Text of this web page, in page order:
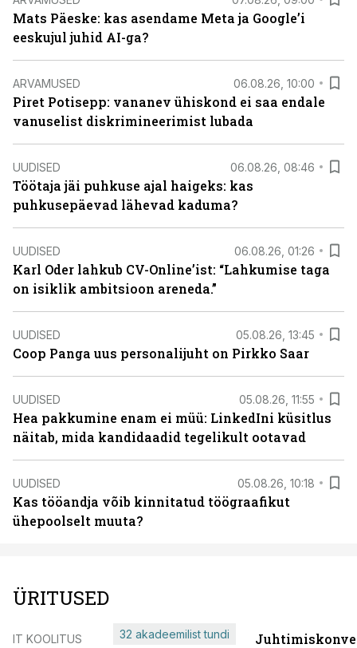
Mats Päeske: kas asendame Meta ja Google’i
eeskujul juhid AI-ga?
ARVAMUSED 06.08.26, 10:00
Piret Potisepp: vananev ühiskond ei saa endale
vanuselist diskrimineerimist lubada
UUDISED 06.08.26, 08:46
Töötaja jäi puhkuse ajal haigeks: kas
puhkusepäevad lähevad kaduma?
UUDISED 06.08.26, 01:26
Karl Oder lahkub CV-Online’ist: “Lahkumise taga
on isiklik ambitsioon areneda.”
UUDISED 05.08.26, 13:45
Coop Panga uus personalijuht on Pirkko Saar
UUDISED 05.08.26, 11:55
Hea pakkumine enam ei müü: LinkedIni küsitlus
näitab, mida kandidaadid tegelikult ootavad
UUDISED 05.08.26, 10:18
Kas tööandja võib kinnitatud töögraafikut
ühepoolselt muuta?
ÜRITUSED
IT KOOLITUS 32 akadeemilist tundi